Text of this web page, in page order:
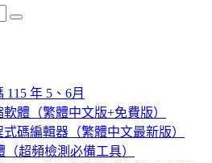
Search
年 5、6月
體（繁體中文版+免費版）
碼編輯器（繁體中文最新版）
超頻檢測必備工具）